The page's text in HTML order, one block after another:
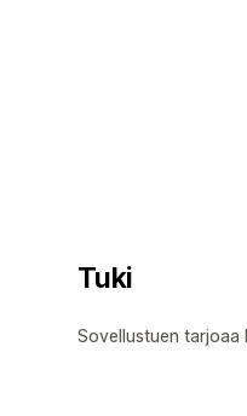
Tuki
Sovellustuen tarjoaa